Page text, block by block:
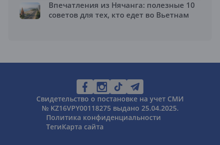
Впечатления из Нячанга: полезные 10
советов для тех, кто едет во Вьетнам
Свидетельство о постановке на учет СМИ
№ KZ16VPY00118275 выдано 25.04.2025.
Политика конфиденциальности
ТегиКарта сайта